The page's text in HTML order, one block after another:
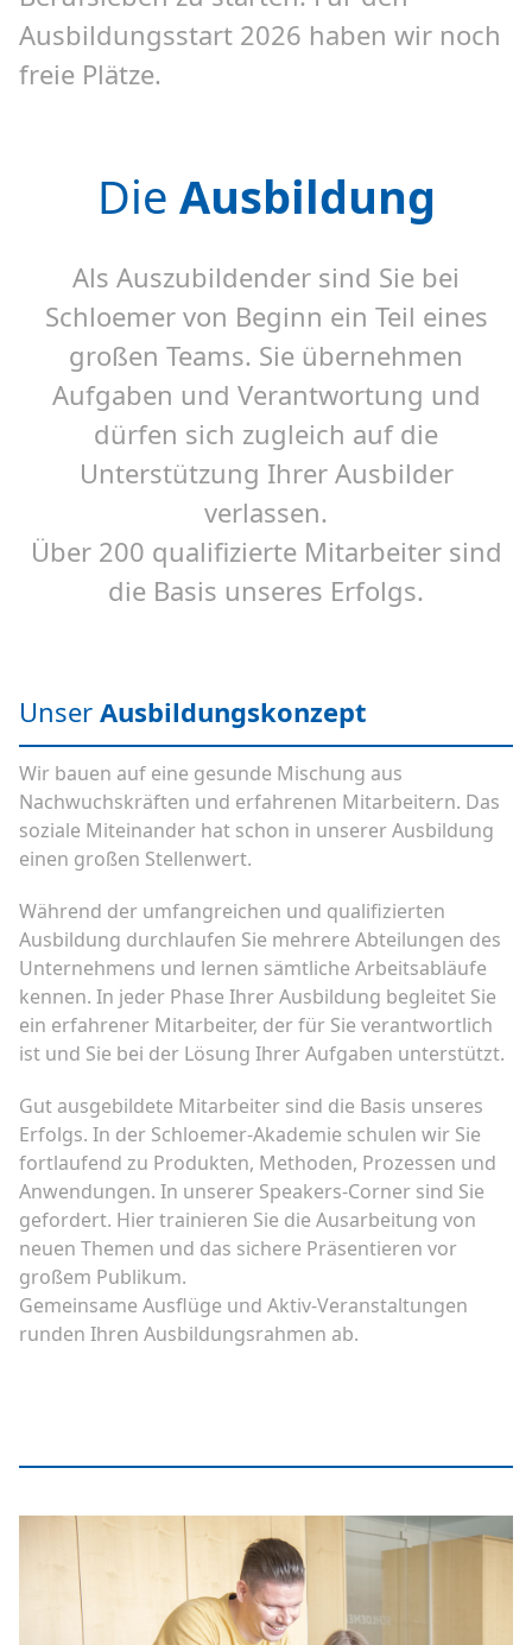
Ausbildungsstart 2026 haben wir noch
freie Plätze.
Die Ausbildung
Als Auszubildender sind Sie bei
Schloemer von Beginn ein Teil eines
großen Teams. Sie übernehmen
Aufgaben und Verantwortung und
dürfen sich zugleich auf die
Unterstützung Ihrer Ausbilder
verlassen.
Über 200 qualifizierte Mitarbeiter sind
die Basis unseres Erfolgs.
Unser Ausbildungskonzept
Wir bauen auf eine gesunde Mischung aus
Nachwuchskräften und erfahrenen Mitarbeitern. Das
soziale Miteinander hat schon in unserer Ausbildung
einen großen Stellenwert.
Während der umfangreichen und qualifizierten
Ausbildung durchlaufen Sie mehrere Abteilungen des
Unternehmens und lernen sämtliche Arbeitsabläufe
kennen. In jeder Phase Ihrer Ausbildung begleitet Sie
ein erfahrener Mitarbeiter, der für Sie verantwortlich
ist und Sie bei der Lösung Ihrer Aufgaben unterstützt.
Gut ausgebildete Mitarbeiter sind die Basis unseres
Erfolgs. In der Schloemer-Akademie schulen wir Sie
fortlaufend zu Produkten, Methoden, Prozessen und
Anwendungen. In unserer Speakers-Corner sind Sie
gefordert. Hier trainieren Sie die Ausarbeitung von
neuen Themen und das sichere Präsentieren vor
großem Publikum.
Gemeinsame Ausflüge und Aktiv-Veranstaltungen
runden Ihren Ausbildungsrahmen ab.